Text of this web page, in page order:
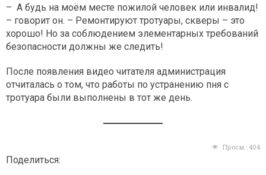
– А будь на моём месте пожилой человек или инвалид!
– говорит он. – Ремонтируют тротуары, скверы – это
хорошо! Но за соблюдением элементарных требований
безопасности должны же следить!
После появления видео читателя администрация
отчиталась о том, что работы по устранению пня с
тротуара были выполнены в тот же день.
Просм.: 404
Поделиться: